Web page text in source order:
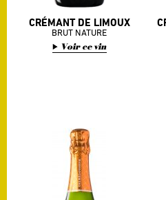
CRÉMANT DE LIMOUX
BRUT NATURE
Voir ce vin